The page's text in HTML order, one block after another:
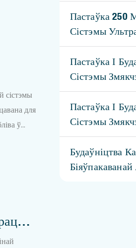
сістэмы
для
ў
Пастаўка 250
Сістэмы
River
Пастаўка І
Сістэмы
Катлах
М³/г
Пастаўка І
Сістэмы
Катлах
М³/г
Будаўніцтва